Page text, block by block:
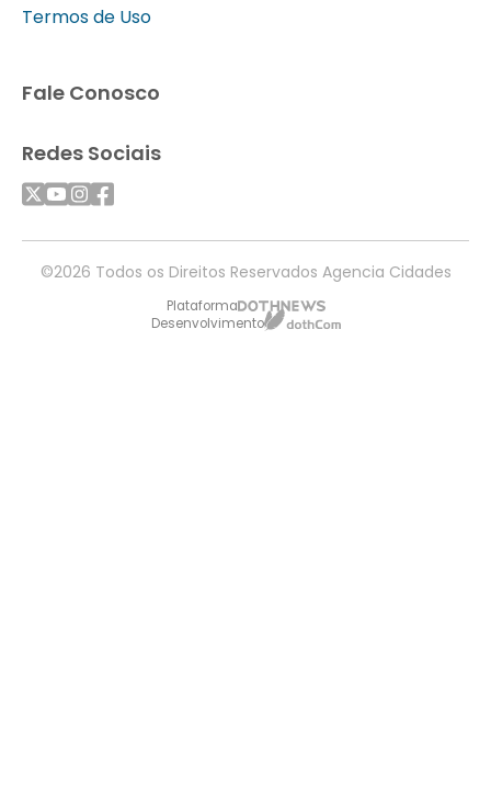
Termos de Uso
Fale Conosco
Redes Sociais
©2026 Todos os Direitos Reservados Agencia Cidades
Plataforma
Desenvolvimento